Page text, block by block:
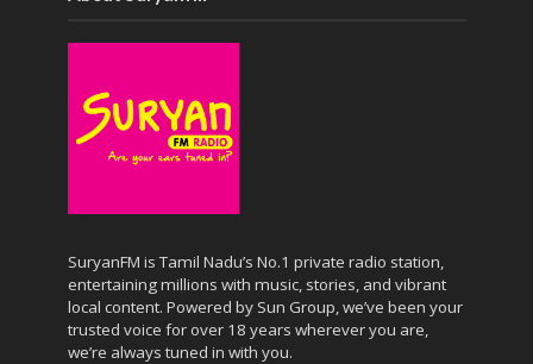
SuryanFM is Tamil Nadu’s No.1 private radio station,
entertaining millions with music, stories, and vibrant
local content. Powered by Sun Group, we’ve been your
trusted voice for over 18 years wherever you are,
we’re always tuned in with you.